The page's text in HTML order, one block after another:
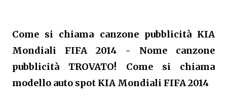
Come si chiama canzone pubblicità KIA
Mondiali FIFA 2014 - Nome canzone
pubblicità TROVATO! Come si chiama
modello auto spot KIA Mondiali FIFA 2014